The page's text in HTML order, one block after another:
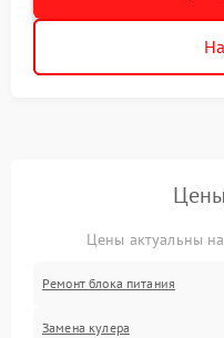
Цены актуальны
Ремонт блока питания
Замена кулера